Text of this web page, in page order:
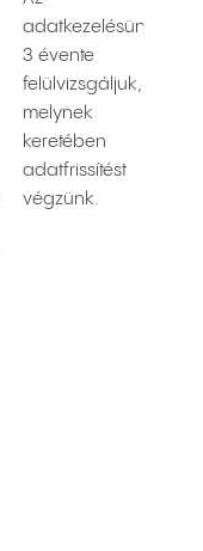
adatkezelésünket
3 évente
felülvizsgáljuk,
melynek
keretében
adatfrissítést
végzünk.